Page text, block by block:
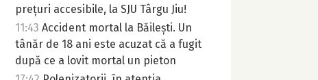
prețuri accesibile, la SJU Târgu Jiu!
11:43 Accident mortal la Băilești. Un
tânăr de 18 ani este acuzat că a fugit
după ce a lovit mortal un pieton